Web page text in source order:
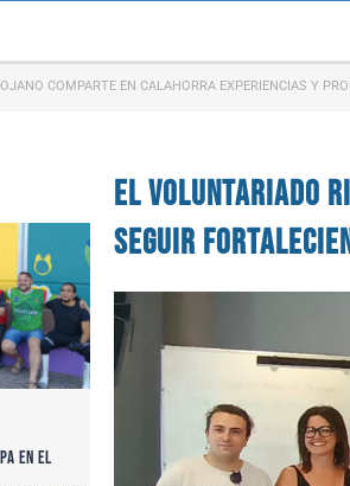
COMPARTE EN CALAHORRA EXPERIENCIAS Y
en el
El voluntariado
seguir